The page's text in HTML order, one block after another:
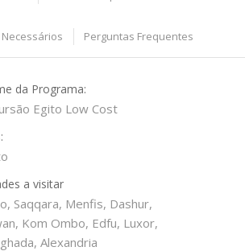
Perguntas Frequentes
da Programa:
Egito Low Cost
a visitar
Saqqara, Menfis, Dashur,
Kom Ombo, Edfu, Luxor,
Alexandria